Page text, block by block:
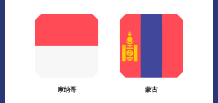
摩纳哥 蒙古